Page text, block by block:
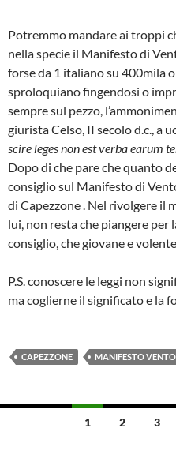
Potremmo mandare ai troppi
nella specie il Manifesto di
forse da 1 italiano su 400mila
sproloquiano fingendosi o
sempre sul pezzo,
giurista Celso, II secolo d.c., a
scire leges non est verba earum
Dopo di che pare che quanto
consiglio sul Manifesto di
di Capezzone . Nel rivolgere il
lui, non resta che piangere per
consiglio, che giovane e
P.S. conoscere le leggi non
ma coglierne il significato e la
CAPEZZONE MANIFESTO
Navigazione
1 2 3